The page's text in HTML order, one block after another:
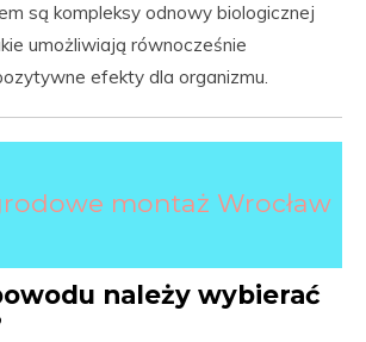
są kompleksy odnowy biologicznej
umożliwiają równocześnie
efekty dla organizmu.
montaż Wrocław
należy wybierać